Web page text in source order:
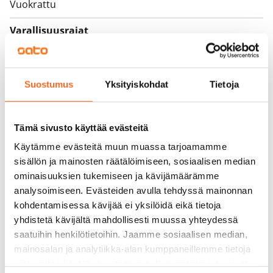
Suostumus Yksityiskohdat Tietoja
Tämä sivusto käyttää evästeitä
Käytämme evästeitä muun muassa tarjoamamme
sisällön ja mainosten räätälöimiseen, sosiaalisen median
ominaisuuksien tukemiseen ja kävijämäärämme
analysoimiseen. Evästeiden avulla tehdyssä mainonnan
kohdentamisessa kävijää ei yksilöidä eikä tietoja
yhdistetä kävijältä mahdollisesti muussa yhteydessä
saatuihin henkilötietoihin. Jaamme sosiaalisen median,
mainosalan ja analytiikka-alan kumppaneillemme tietoja
Vuokrattu
Varallisuusrajat
Vuokra
Pakollinen, ei sisälly vuokraan
Vesimaksu
Kulutuksen mukaan
Sähkömaksu
Vuokralainen solmii itse sähkösopimuksen.